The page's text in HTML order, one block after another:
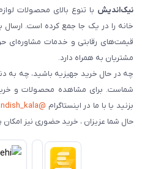
نیک‌اندیش با تنوع بالای محصولات
خانه را در یک جا جمع کرده است. ارسال
قیمت‌های رقابتی و خدمات مشاوره‌ای
مشتریان به همراه دارد.
چه در حال خرید جهیزیه باشید، چه به
شماست. برای مشاهده محصولات و
بزنید یا با ما در اینستاگرام @nikandish_kala
حال شما عزیزان ، خرید حضوری نیز امکان